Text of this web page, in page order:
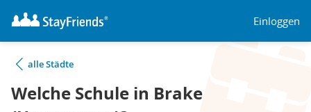
Einloggen
alle Städte
Welche Schule in Brake